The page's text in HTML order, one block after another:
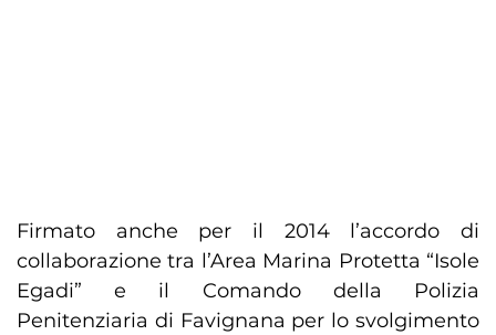
Firmato anche per il 2014 l’accordo di
collaborazione tra l’Area Marina Protetta “Isole
Egadi” e il Comando della Polizia
Penitenziaria di Favignana per lo svolgimento